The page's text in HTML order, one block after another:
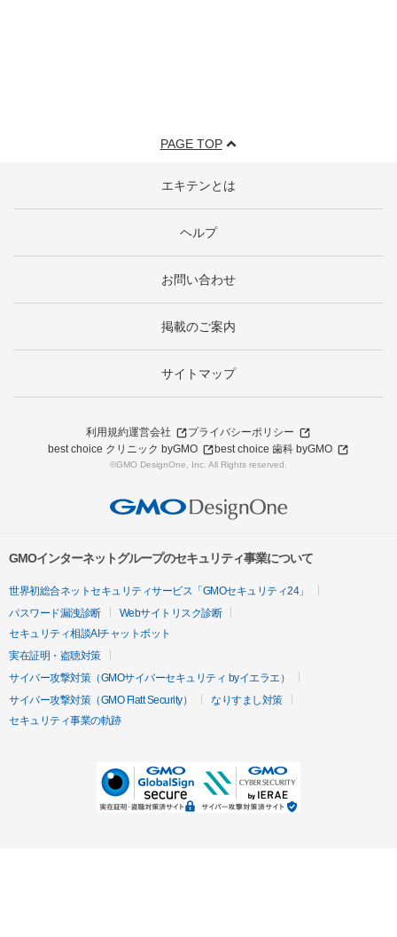
PAGE TOP
エキテンとは
ヘルプ
お問い合わせ
掲載のご案内
サイトマップ
利用規約運営会社
プライバシーポリシー
best choice クリニック byGMO
best choice 歯科 byGMO
©GMO DesignOne, Inc. All Rights reserved.
GMOインターネットグループのセキュリティ事業について
世界初総合ネットセキュリティサービス「GMOセキュリティ24」
パスワード漏洩診断
Webサイトリスク診断
セキュリティ相談AIチャットボット
実在証明・盗聴対策
サイバー攻撃対策（GMOサイバーセキュリティ byイエラエ）
サイバー攻撃対策（GMO Flatt Security）
なりすまし対策
セキュリティ事業の軌跡